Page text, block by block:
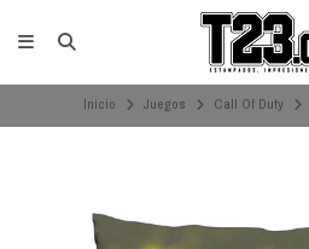
Inicio Juegos Call Of Duty